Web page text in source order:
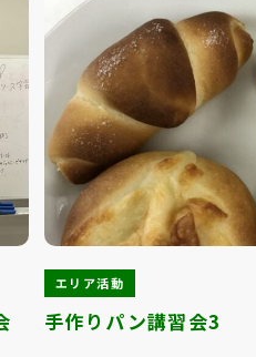
エリア活動
手作りパン講習会3